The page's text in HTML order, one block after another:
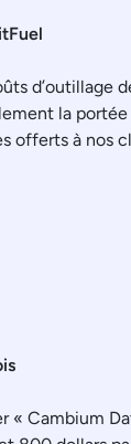
d’outillage
la
offerts à nos
« Cambium